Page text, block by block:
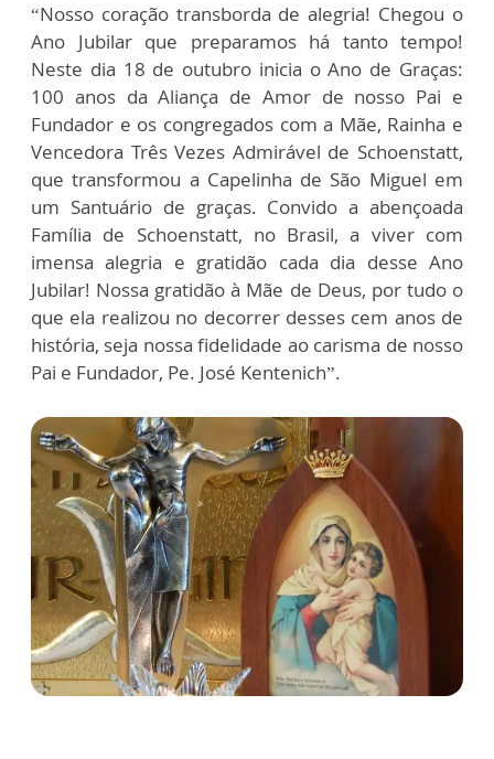
“Nosso coração transborda de alegria! Chegou o
Ano Jubilar que preparamos há tanto tempo!
Neste dia 18 de outubro inicia o Ano de Graças:
100 anos da Aliança de Amor de nosso Pai e
Fundador e os congregados com a Mãe, Rainha e
Vencedora Três Vezes Admirável de Schoenstatt,
que transformou a Capelinha de São Miguel em
um Santuário de graças. Convido a abençoada
Família de Schoenstatt, no Brasil, a viver com
imensa alegria e gratidão cada dia desse Ano
Jubilar! Nossa gratidão à Mãe de Deus, por tudo o
que ela realizou no decorrer desses cem anos de
história, seja nossa fidelidade ao carisma de nosso
Pai e Fundador, Pe. José Kentenich”.